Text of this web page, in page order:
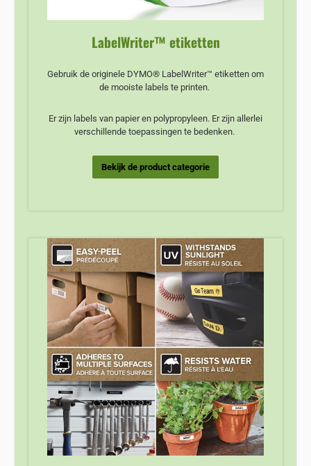
LabelWriter™ etiketten
Gebruik de originele DYMO® LabelWriter™ etiketten om
de mooiste labels te printen.
Er zijn labels van papier en polypropyleen. Er zijn allerlei
verschillende toepassingen te bedenken.
Bekijk de product categorie